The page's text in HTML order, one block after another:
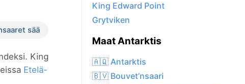
sää
King
Etelä-
King Edward Point
Grytviken
Maat Antarktis
🇦🇶 Antarktis
🇧🇻 Bouvet’nsaari